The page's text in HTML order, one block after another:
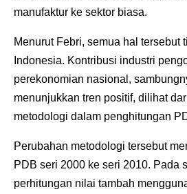
manufaktur ke sektor biasa.
Menurut Febri, semua hal tersebut
Indonesia. Kontribusi industri
perekonomian nasional,
menunjukkan tren positif, dilihat
metodologi dalam penghitungan
Perubahan metodologi tersebut
PDB seri 2000 ke seri 2010. Pada
perhitungan nilai tambah